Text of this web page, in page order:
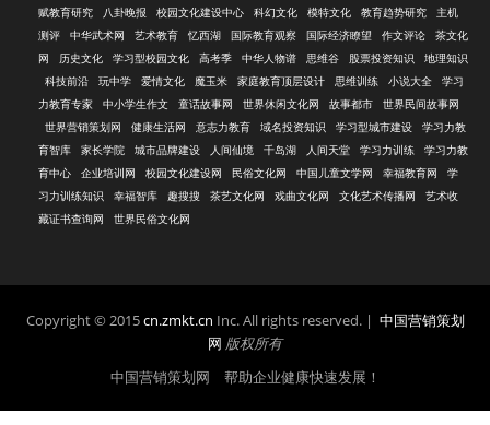
赋教育研究
八卦晚报 校园文化建设中心 科幻文化 模特文化 教育趋势研究
主机
测评
中华武术网 艺术教育 忆西湖 国际教育观察 国际经济瞭望 作文评论
茶文化
网
历史文化 学习型校园文化 高考季 中华人物谱 思维谷 股票投资知识
地理知识
科技前沿
玩中学 爱情文化 魔玉米 家庭教育顶层设计 思维训练 小说大全
学习
力教育专家
中小学生作文 童话故事网 世界休闲文化网 故事都市
世界民间故事网
世界营销策划网
健康生活网 意志力教育 域名投资知识 学习型城市建设
学习力教
育智库
家长学院 城市品牌建设 人间仙境 千岛湖 人间天堂 学习力训练
学习力教
育中心
企业培训网 校园文化建设网 民俗文化网 中国儿童文学网 幸福教育网
学
习力训练知识
幸福智库 趣搜搜 茶艺文化网 戏曲文化网 文化艺术传播网
艺术收
藏证书查询网
世界民俗文化网
Copyright © 2015cn.zmkt.cn Inc. All rights reserved. | 中国营销策划
网 版权所有
中国营销策划网 帮助企业健康快速发展！